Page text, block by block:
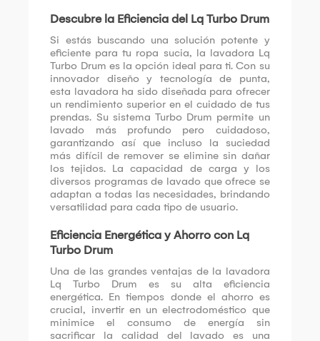
Descubre la Eficiencia del Lq Turbo Drum
Si estás buscando una solución potente y
eficiente para tu ropa sucia, la lavadora Lq
Turbo Drum es la opción ideal para ti. Con su
innovador diseño y tecnología de punta,
esta lavadora ha sido diseñada para ofrecer
un rendimiento superior en el cuidado de tus
prendas. Su sistema Turbo Drum permite un
lavado más profundo pero cuidadoso,
garantizando así que incluso la suciedad
más difícil de remover se elimine sin dañar
los tejidos. La capacidad de carga y los
diversos programas de lavado que ofrece se
adaptan a todas las necesidades, brindando
versatilidad para cada tipo de usuario.
Eficiencia Energética y Ahorro con Lq
Turbo Drum
Una de las grandes ventajas de la lavadora
Lq Turbo Drum es su alta eficiencia
energética. En tiempos donde el ahorro es
crucial, invertir en un electrodoméstico que
minimice el consumo de energía sin
sacrificar la calidad del lavado es una